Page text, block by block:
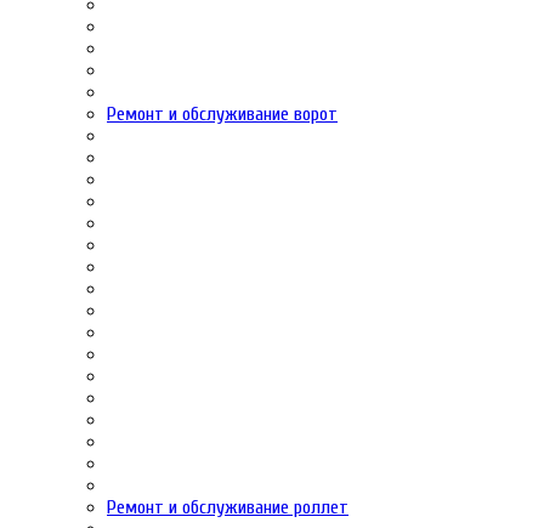
Ремонт и обслуживание ворот
Ремонт и обслуживание роллет